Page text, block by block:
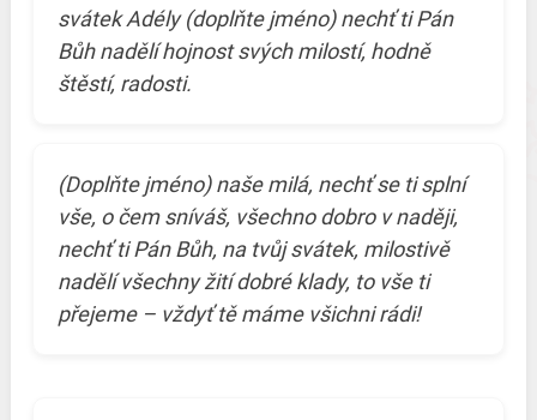
svátek Adély (doplňte jméno) nechť ti Pán
Bůh nadělí hojnost svých milostí, hodně
štěstí, radosti.
(Doplňte jméno) naše milá, nechť se ti splní
vše, o čem sníváš, všechno dobro v naději,
nechť ti Pán Bůh, na tvůj svátek, milostivě
nadělí všechny žití dobré klady, to vše ti
přejeme – vždyť tě máme všichni rádi!